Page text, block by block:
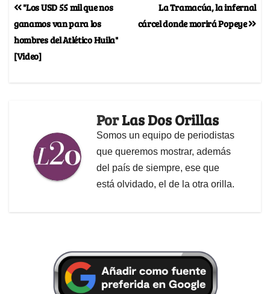
La Tramacúa, la infernal
cárcel donde morirá Popeye
"Los USD 55 mil que nos
ganamos van para los
hombres del Atlético Huila"
[Video]
PorLas Dos Orillas
Somos un equipo de periodistas
que queremos mostrar, además
del país de siempre, ese que
está olvidado, el de la otra orilla.